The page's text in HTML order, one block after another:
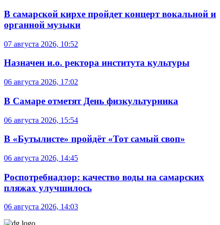
В самарской кирхе пройдет концерт вокальной и
органной музыки
07 августа 2026, 10:52
Назначен и.о. ректора института культуры
06 августа 2026, 17:02
В Самаре отметят День физкультурника
06 августа 2026, 15:54
В «Бутылисте» пройдёт «Тот самый своп»
06 августа 2026, 14:45
Роспотребнадзор: качество воды на самарских
пляжах улучшилось
06 августа 2026, 14:03